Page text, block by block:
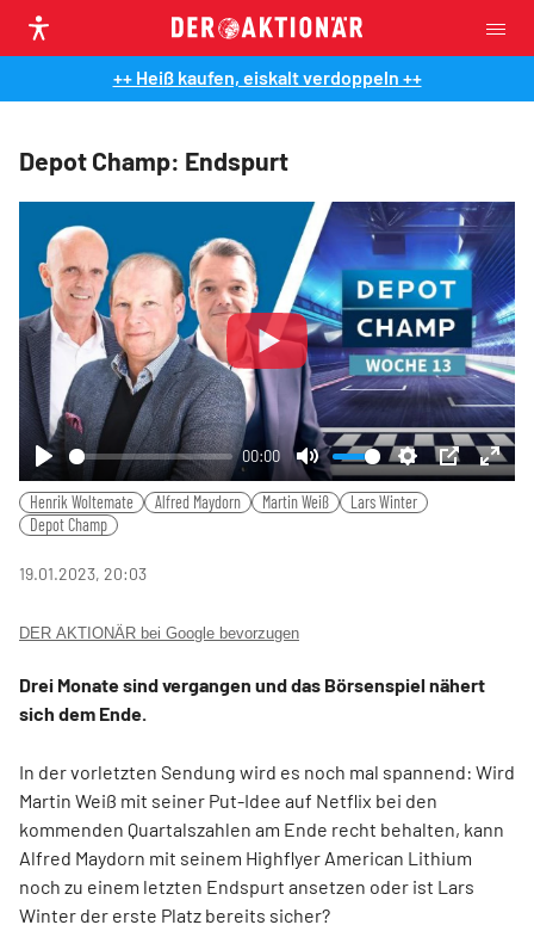
++ Heiß kaufen, eiskalt verdoppeln ++
Depot Champ: Endspurt
Play
00:00
Mute Settings
PIP
Henrik Woltemate Alfred Maydorn Martin Weiß
Lars Winter
Depot Champ
19.01.2023, 20:03
DER AKTIONÄR bei Google bevorzugen
Drei Monate sind vergangen und das Börsenspiel nähert
sich dem Ende.
In der vorletzten Sendung wird es noch mal spannend: Wird
Martin Weiß mit seiner Put-Idee auf Netflix bei den
kommenden Quartalszahlen am Ende recht behalten, kann
Alfred Maydorn mit seinem Highflyer American Lithium
noch zu einem letzten Endspurt ansetzen oder ist Lars
Winter der erste Platz bereits sicher?